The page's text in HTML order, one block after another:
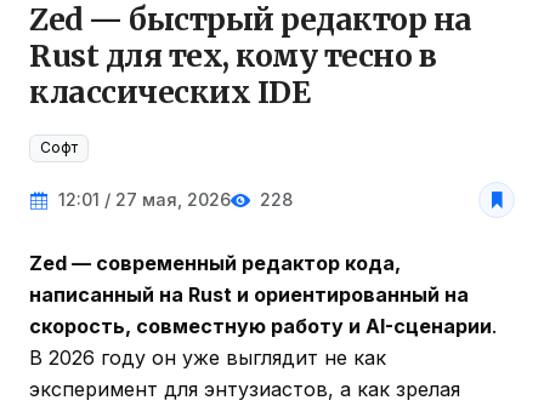
Zed — быстрый редактор на
Rust для тех, кому тесно в
классических IDE
Софт
12:01 / 27 мая, 2026 228
Zed — современный редактор кода,
написанный на Rust и ориентированный на
скорость, совместную работу и AI-сценарии.
В 2026 году он уже выглядит не как
эксперимент для энтузиастов, а как зрелая